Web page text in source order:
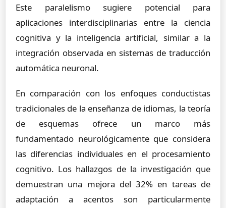
Este paralelismo sugiere potencial para
aplicaciones interdisciplinarias entre la ciencia
cognitiva y la inteligencia artificial, similar a la
integración observada en sistemas de traducción
automática neuronal.
En comparación con los enfoques conductistas
tradicionales de la enseñanza de idiomas, la teoría
de esquemas ofrece un marco más
fundamentado neurológicamente que considera
las diferencias individuales en el procesamiento
cognitivo. Los hallazgos de la investigación que
demuestran una mejora del 32% en tareas de
adaptación a acentos son particularmente